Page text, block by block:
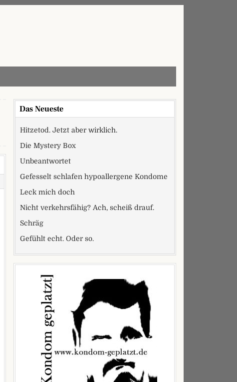
Das Neueste
Hitzetod. Jetzt aber wirklich.
Die Mystery Box
Unbeantwortet
Gefesselt schlafen hypoallergene Kondome
Leck mich doch
Nicht verkehrsfähig? Ach, scheiß drauf.
Schräg
Gefühlt echt. Oder so.